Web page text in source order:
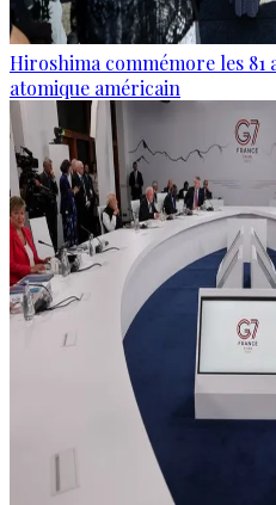
Hiroshima commémore les
atomique américain